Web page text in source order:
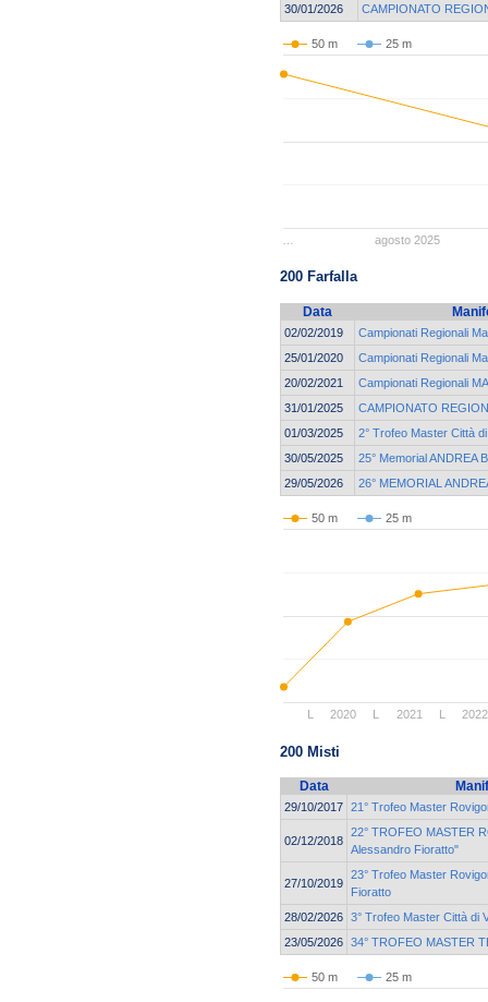
30/01/2026
CAMPIONATO
50 m 25 m
agosto 2025
200 Farfalla
Data
02/02/2019
Campionati Regionali
25/01/2020
Campionati Regionali
20/02/2021
Campionati Regionali
31/01/2025
CAMPIONATO
01/03/2025
2° Trofeo Master Città
30/05/2025
25° Memorial ANDREA
29/05/2026
26° MEMORIAL
50 m 25 m
2020 2021 2022
L L L
200 Misti
Data
29/10/2017 21° Trofeo Master
02/12/2018
22° TROFEO MASTER
Alessandro Fioratto"
27/10/2019
23° Trofeo Master
Fioratto
28/02/2026 3° Trofeo Master Città di
23/05/2026 34° TROFEO MASTER
50 m 25 m